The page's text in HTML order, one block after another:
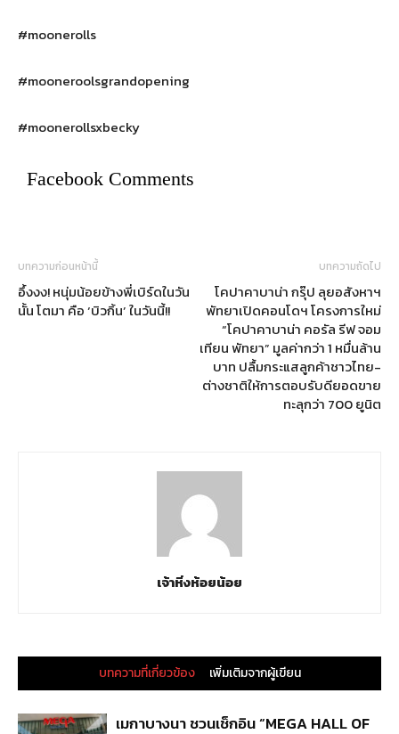
#moonerolls
#mooneroolsgrandopening
#moonerollsxbecky
Facebook Comments
บทความก่อนหน้านี้
อึ้งงง! หนุ่มน้อยข้างพี่เบิร์ดในวัน
นั้น โตมา คือ ‘บิวกิ้น’ ในวันนี้!!
บทความถัดไป
โคปาคาบาน่า กรุ๊ป ลุยอสังหาฯ
พัทยาเปิดคอนโดฯ โครงการใหม่
“โคปาคาบาน่า คอรัล รีฟ จอม
เทียน พัทยา” มูลค่ากว่า 1 หมื่นล้าน
บาท ปลื้มกระแสลูกค้าชาวไทย-
ต่างชาติให้การตอบรับดียอดขาย
ทะลุกว่า 700 ยูนิต
เจ้าหิ่งห้อยน้อย
บทความที่เกี่ยวข้อง เพิ่มเติมจากผู้เขียน
เมกาบางนา ชวนเช็กอิน “MEGA HALL OF